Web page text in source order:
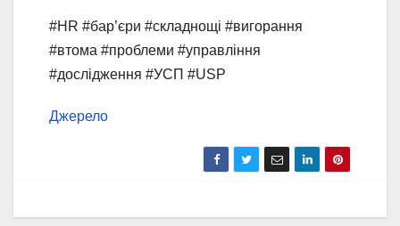
#HR #бар’єри #складнощі #вигорання
#втома #проблеми #управління
#дослідження #УСП #USP
Джерело